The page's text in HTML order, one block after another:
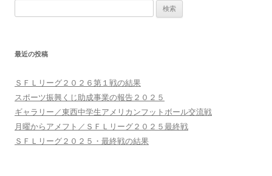
ョ
ン
最近の投稿
ＳＦＬリーグ２０２６第１戦の結果
スポーツ振興くじ助成事業の報告２０２５
ギャラリー／東西中学生アメリカンフットボール交流戦
月曜からアメフト／ＳＦＬリーグ２０２５最終戦
ＳＦＬリーグ２０２５・最終戦の結果